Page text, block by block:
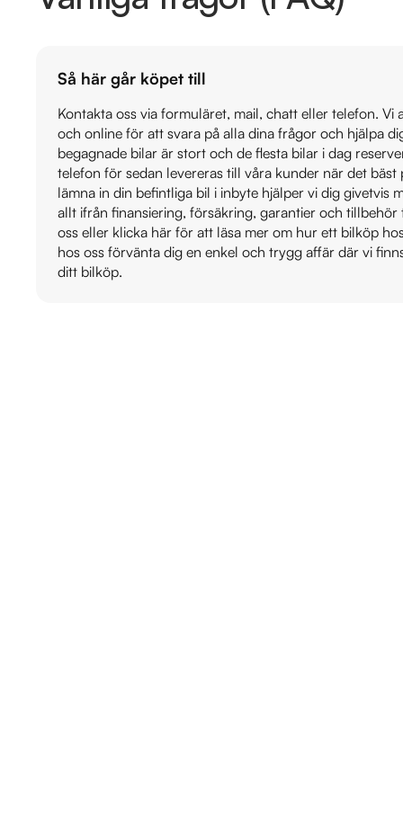
Så här går köpet till
Kontakta oss via formuläret, mail, chatt eller telefon. Vi
och online för att svara på alla dina frågor och hjälpa
begagnade bilar är stort och de flesta bilar i dag
telefon för sedan levereras till våra kunder när det bäst
lämna in din befintliga bil i inbyte hjälper vi dig givetvis
allt ifrån finansiering, försäkring, garantier och
oss eller klicka här för att läsa mer om hur ett bilköp
hos oss förvänta dig en enkel och trygg affär där vi
ditt bilköp.